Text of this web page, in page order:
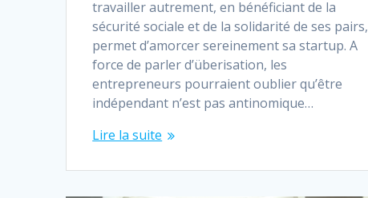
travailler autrement, en bénéficiant de la
sécurité sociale et de la solidarité de ses pairs,
permet d’amorcer sereinement sa startup. A
force de parler d’überisation, les
entrepreneurs pourraient oublier qu’être
indépendant n’est pas antinomique…
Lire la suite